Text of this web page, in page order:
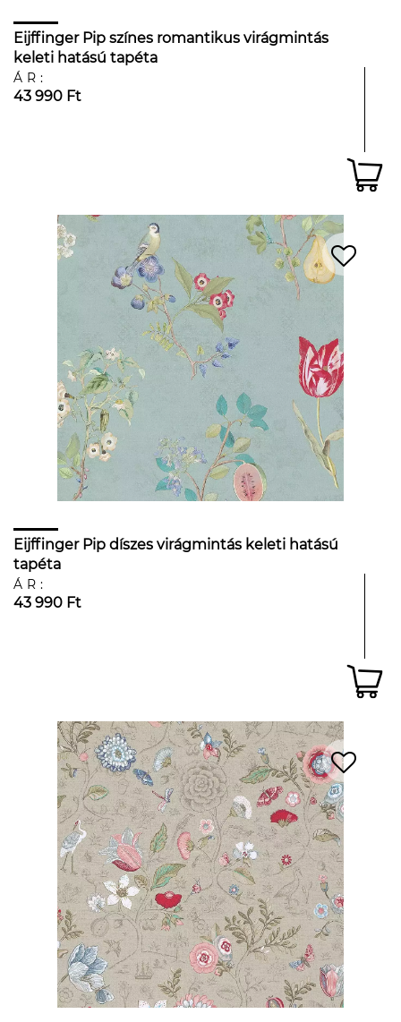
Eijffinger Pip színes romantikus virágmintás
keleti hatású tapéta
ÁR:
43 990 Ft
Eijffinger Pip díszes virágmintás keleti hatású
tapéta
ÁR:
43 990 Ft